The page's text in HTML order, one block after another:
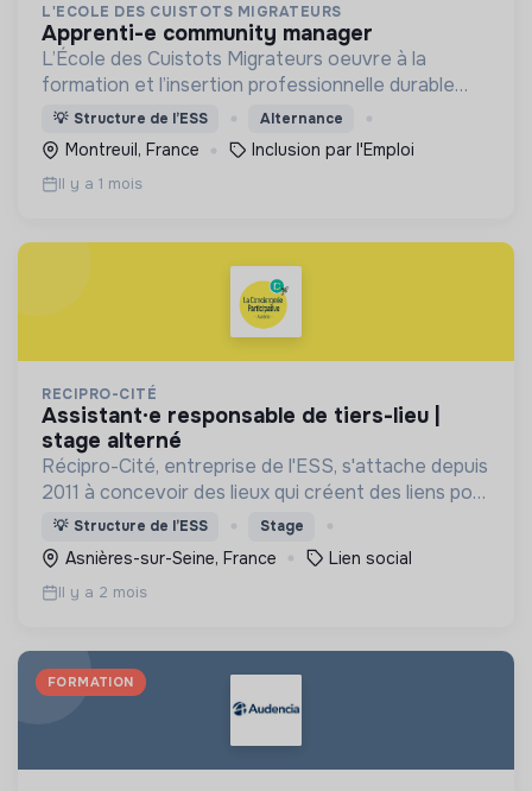
L'ECOLE DES CUISTOTS MIGRATEURS
apprenti-e community manager
L’École des Cuistots Migrateurs oeuvre à la
formation et l’insertion professionnelle durable
des personnes réfugiées et ressortissants de
pays tiers allophones par les métiers de la
restauration .
💡 Structure de l’ESS Alternance
Montreuil, France Inclusion par l'Emploi
Il y a 1 mois
RECIPRO-CITÉ
assistant·e responsable de tiers-lieu |
stage alterné
Récipro-Cité, entreprise de l'ESS, s'attache depuis
2011 à concevoir des lieux qui créent des liens pour
imaginer la ville solidaire de demain.
💡 Structure de l’ESS Stage
Asnières-sur-Seine, France Lien social
Il y a 2 mois
FORMATION